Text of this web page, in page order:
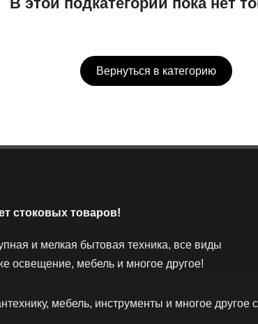
Вернуться в категорию
стоковых товаров!
и мелкая бытовая техника, все виды
освещение, мебель и многое другое!
мебель, инструменты и многое другое